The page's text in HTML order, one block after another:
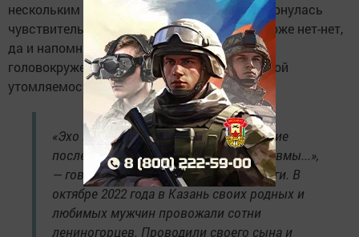
нескольким пальцам левой руки так и не вернулась
чувствительность, последствия контузии тоже нет-нет,
да и напомнят о себе головными болями,
головокружениями, нарушением сна, быстрой
утомляемостью.
«Эхо войны — это не только физические
последствия, но и психлогические травмы...»,
— говорят военные медики и психологи. В
октябре 2022 года в Казань своих родных и
любимых мужчин провожали сотни
лениногорцев. Проводили своего сына и